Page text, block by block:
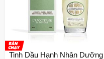
Tinh Dầu Hạnh Nhân Dưỡng